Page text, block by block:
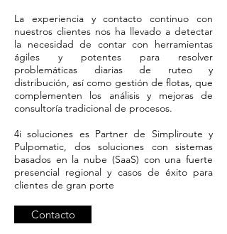
La experiencia y contacto continuo con
nuestros clientes nos ha llevado a detectar
la necesidad de contar con herramientas
ágiles y potentes para resolver
problemáticas diarias de ruteo y
distribución, así como gestión de flotas, que
complementen los análisis y mejoras de
consultoría tradicional de procesos.
4i soluciones es Partner de Simpliroute y
Pulpomatic, dos soluciones con sistemas
basados en la nube (SaaS) con una fuerte
presencial regional y casos de éxito para
clientes de gran porte
Contacto